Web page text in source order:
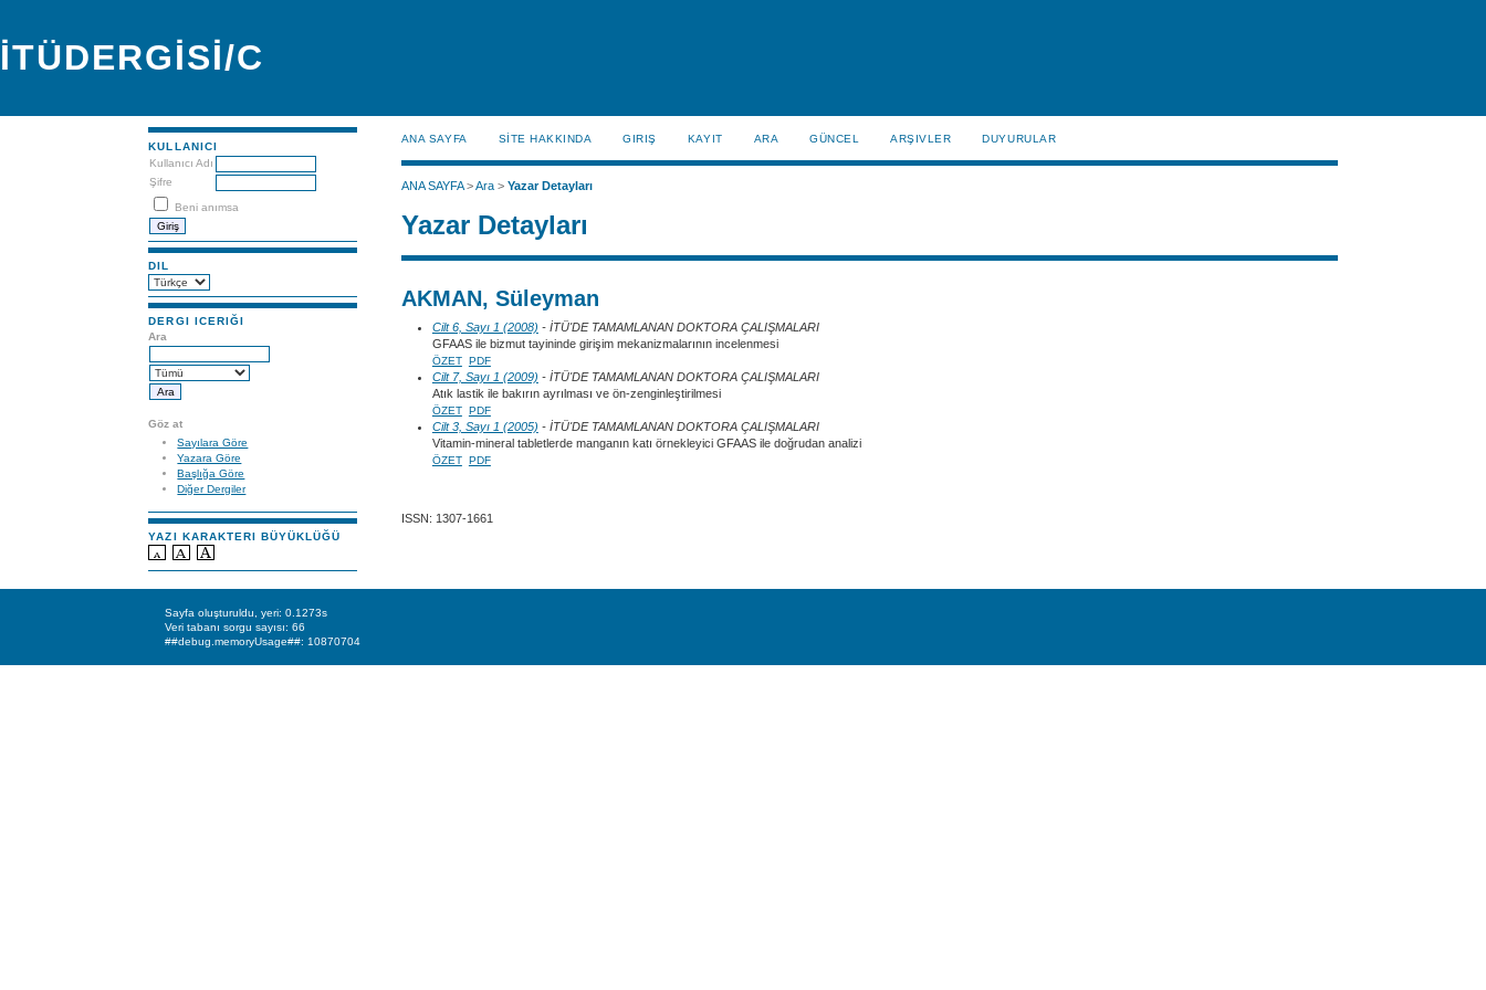
İTÜDERGİSİ/C
KULLANICI
Kullanıcı Adı
Şifre
Beni anımsa
DIL
DERGI ICERIĞI
Ara
Göz at
Sayılara Göre
Yazara Göre
Başlığa Göre
Diğer Dergiler
YAZI KARAKTERI BÜYÜKLÜĞÜ
ANA SAYFA SİTE HAKKINDA GIRIŞ KAYIT ARA GÜNCEL ARŞIVLER DUYURULAR
ANA SAYFA>Ara> Yazar Detayları
Yazar Detayları
AKMAN, Süleyman
Cilt 6, Sayı 1 (2008) - İTÜ'DE TAMAMLANAN DOKTORA ÇALIŞMALARI
GFAAS ile bizmut tayininde girişim mekanizmalarının incelenmesi
ÖZET PDF
Cilt 7, Sayı 1 (2009) - İTÜ'DE TAMAMLANAN DOKTORA ÇALIŞMALARI
Atık lastik ile bakırın ayrılması ve ön-zenginleştirilmesi
ÖZET PDF
Cilt 3, Sayı 1 (2005) - İTÜ'DE TAMAMLANAN DOKTORA ÇALIŞMALARI
Vitamin-mineral tabletlerde manganın katı örnekleyici GFAAS ile doğrudan analizi
ÖZET PDF
ISSN: 1307-1661
Sayfa oluşturuldu, yeri: 0.1273s
Veri tabanı sorgu sayısı: 66
##debug.memoryUsage##: 10870704